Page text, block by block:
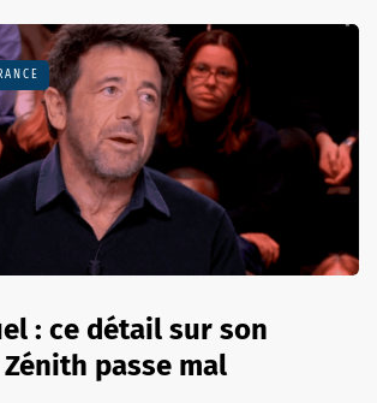
: ce détail sur son
passe mal